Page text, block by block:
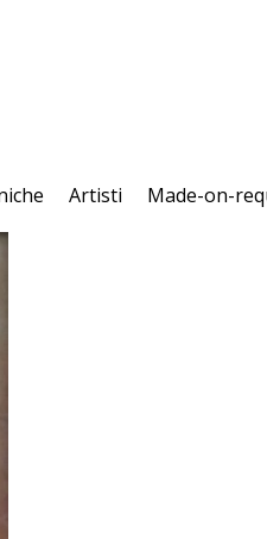
Artisti Made-on-